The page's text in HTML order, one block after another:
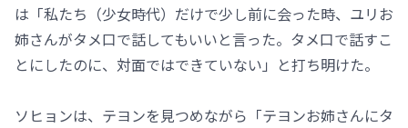
は「私たち（少女時代）だけで少し前に会った時、ユリお
姉さんがタメ口で話してもいいと言った。タメ口で話すこ
とにしたのに、対面ではできていない」と打ち明けた。
ソヒョンは、テヨンを見つめながら「テヨンお姉さんにタ